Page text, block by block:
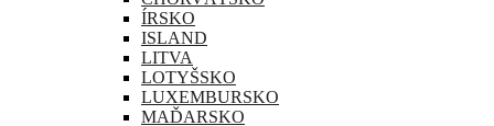
ÍRSKO
ISLAND
LITVA
LOTYŠSKO
LUXEMBURSKO
MAĎARSKO